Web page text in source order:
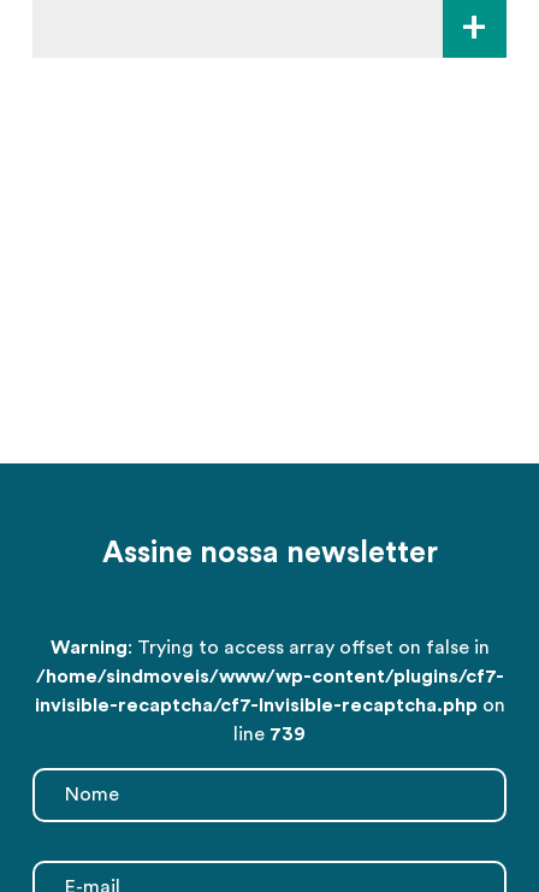
+
Assine nossa newsletter
Warning: Trying to access array offset on false in
/home/sindmoveis/www/wp-content/plugins/cf7-
invisible-recaptcha/cf7-Invisible-recaptcha.php on
line 739